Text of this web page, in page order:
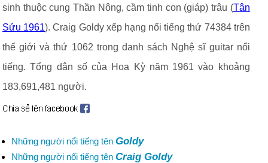
sinh thuộc cung Thần Nông, cầm tinh con (giáp) trâu (Tân
Sửu 1961). Craig Goldy xếp hạng nổi tiếng thứ 74384 trên
thế giới và thứ 1062 trong danh sách Nghệ sĩ guitar nổi
tiếng. Tổng dân số của Hoa Kỳ năm 1961 vào khoảng
183,691,481 người.
Những người nổi tiếng tên Goldy
Những người nổi tiếng tên Craig Goldy